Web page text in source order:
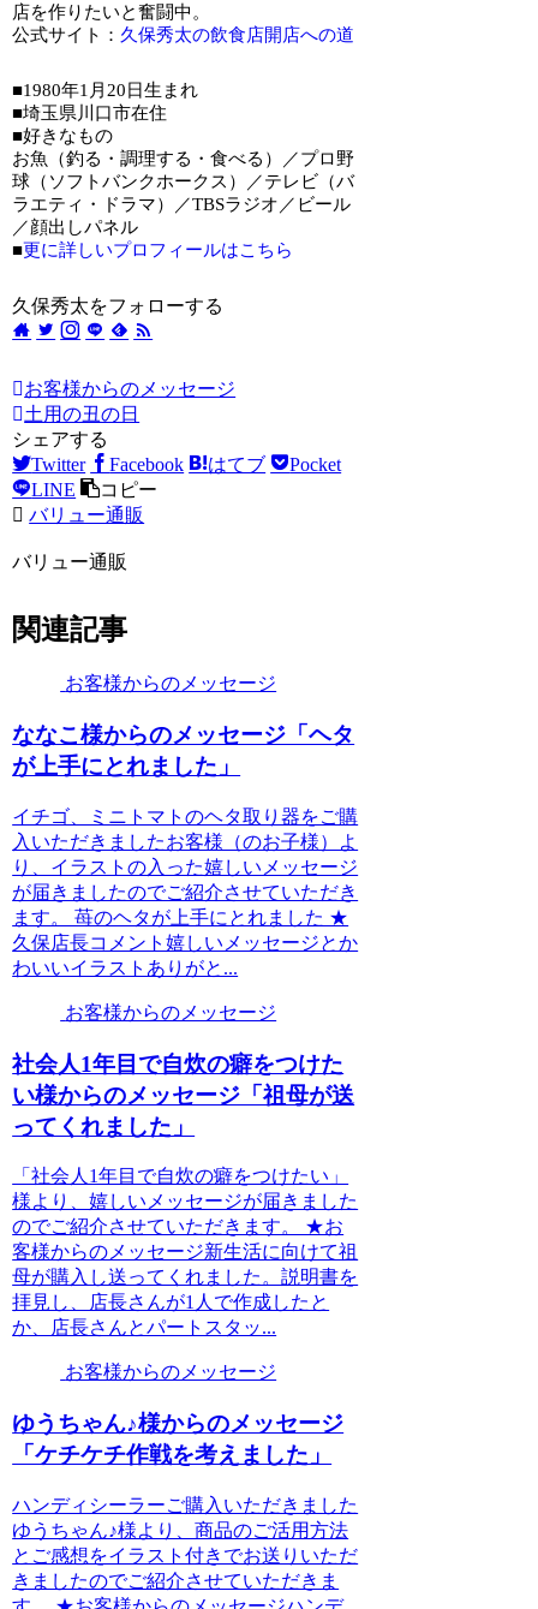
店を作りたいと奮闘中。
公式サイト： 久保秀太の飲食店開店への道
■1980年1月20日生まれ
■埼玉県川口市在住
■好きなもの
お魚（釣る・調理する・食べる）／プロ野
球（ソフトバンクホークス）／テレビ（バ
ラエティ・ドラマ）／TBSラジオ／ビール
／顔出しパネル
■更に詳しいプロフィールはこちら
久保秀太をフォローする
お客様からのメッセージ
土用の丑の日
シェアする
Twitter
Facebook はてブ
Pocket
LINE
コピー
バリュー通販
バリュー通販
関連記事
お客様からのメッセージ
ななこ様からのメッセージ「ヘタ
が上手にとれました」
イチゴ、ミニトマトのヘタ取り器をご購
入いただきましたお客様（のお子様）よ
り、イラストの入った嬉しいメッセージ
が届きましたのでご紹介させていただき
ます。 苺のヘタが上手にとれました ★
久保店長コメント嬉しいメッセージとか
わいいイラストありがと...
お客様からのメッセージ
社会人1年目で自炊の癖をつけた
い様からのメッセージ「祖母が送
ってくれました」
「社会人1年目で自炊の癖をつけたい」
様より、嬉しいメッセージが届きました
のでご紹介させていただきます。 ★お
客様からのメッセージ新生活に向けて祖
母が購入し送ってくれました。説明書を
拝見し、店長さんが1人で作成したと
か、店長さんとパートスタッ...
お客様からのメッセージ
ゆうちゃん♪様からのメッセージ
「ケチケチ作戦を考えました」
ハンディシーラーご購入いただきました
ゆうちゃん♪様より、商品のご活用方法
とご感想をイラスト付きでお送りいただ
きましたのでご紹介させていただきま